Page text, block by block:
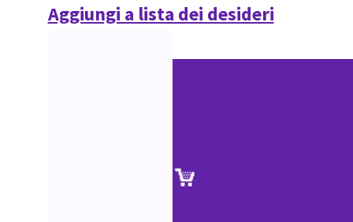
Aggiungi a lista dei desideri